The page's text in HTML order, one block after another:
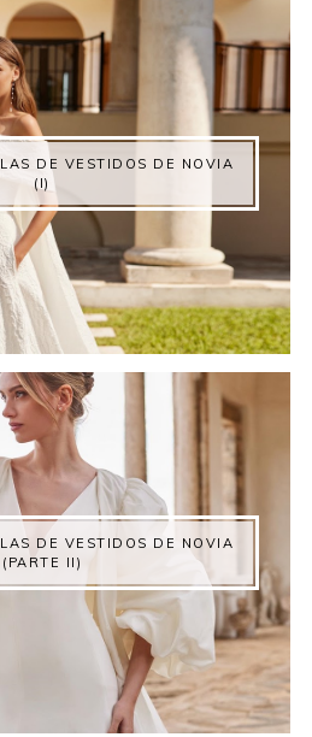
DE VESTIDOS DE NOVIA
(I)
DE VESTIDOS DE NOVIA
(PARTE II)